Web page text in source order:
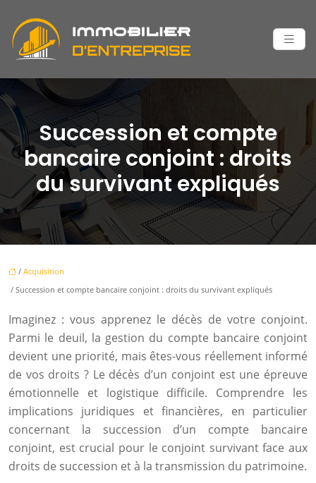
Succession et compte
bancaire conjoint : droits
du survivant expliqués
/ Acquisition
/ Succession et compte bancaire conjoint : droits du survivant expliqués
Imaginez : vous apprenez le décès de votre conjoint.
Parmi le deuil, la gestion du compte bancaire conjoint
devient une priorité, mais êtes-vous réellement informé
de vos droits ? Le décès d’un conjoint est une épreuve
émotionnelle et logistique difficile. Comprendre les
implications juridiques et financières, en particulier
concernant la succession d’un compte bancaire
conjoint, est crucial pour le conjoint survivant face aux
droits de succession et à la transmission du patrimoine.